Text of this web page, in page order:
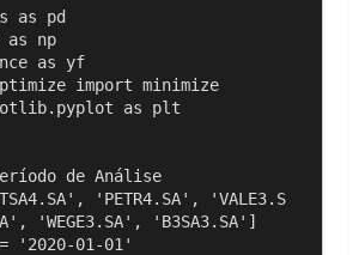
as pd
as np
as yf
import minimize
as plt
de Análise
'PETR4.SA', 'VALE3.S
'WEGE3.SA', 'B3SA3.SA']
= '2020-01-01'